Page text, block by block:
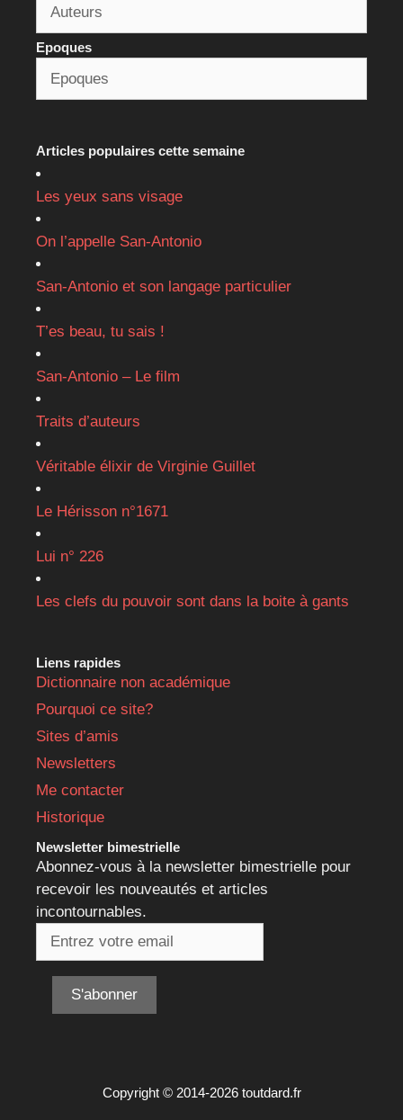
Epoques
Articles populaires cette semaine
Les yeux sans visage
On l’appelle San-Antonio
San-Antonio et son langage particulier
T’es beau, tu sais !
San-Antonio – Le film
Traits d’auteurs
Véritable élixir de Virginie Guillet
Le Hérisson n°1671
Lui n° 226
Les clefs du pouvoir sont dans la boite à gants
Liens rapides
Dictionnaire non académique
Pourquoi ce site?
Sites d’amis
Newsletters
Me contacter
Historique
Newsletter bimestrielle
Abonnez-vous à la newsletter bimestrielle pour
recevoir les nouveautés et articles
incontournables.
Copyright © 2014-2026 toutdard.fr